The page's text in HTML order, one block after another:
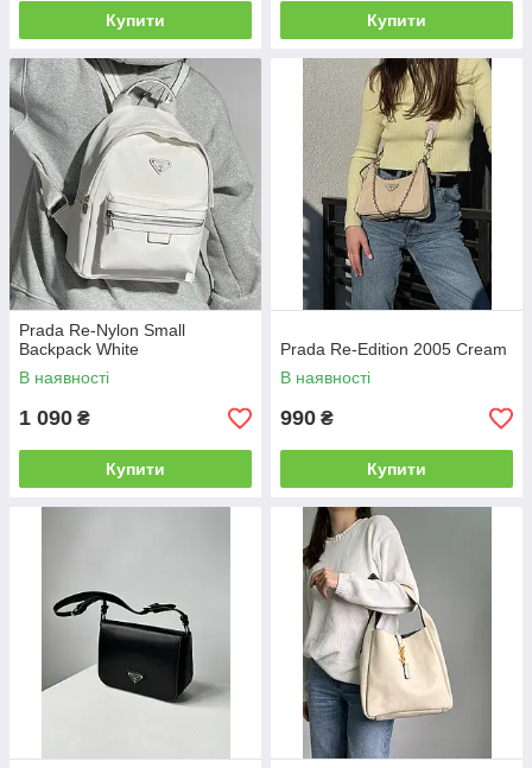
Купити Купити
Prada Re-Nylon Small
Backpack White
В наявності
1 090 ₴
Купити
Prada Re-Edition 2005 Cream
В наявності
990 ₴
Купити